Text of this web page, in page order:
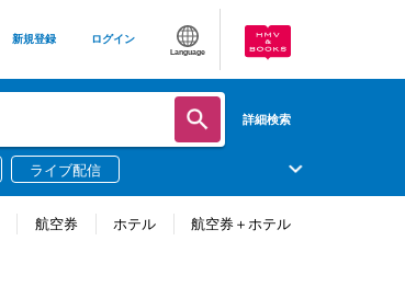
新規登録 ログイン
Language
詳細検索
ライブ配信
航空券 ホテル 航空券＋ホテル